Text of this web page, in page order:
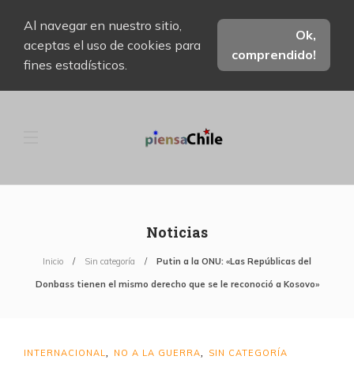
Al navegar en nuestro sitio,
aceptas el uso de cookies para
fines estadísticos.
Ok,
comprendido!
Noticias
Inicio Sin categoría Putin a la ONU: «Las Repúblicas del
Donbass tienen el mismo derecho que se le reconoció a Kosovo»
INTERNACIONAL NO A LA GUERRA SIN CATEGORÍA